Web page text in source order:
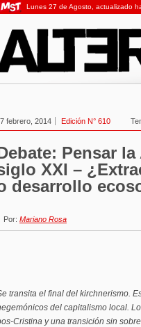
Lunes 27 de Agosto, actualizado
7 febrero, 2014 Edición N° 610
Pensar
XXI –
desarrollo
Por: Mariano Rosa
transita el final del kirchnerismo.
del capitalismo local.
Cristina y una transición sin